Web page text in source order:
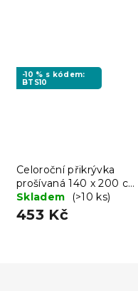
-10 % s kódem:
BTS10
Celoroční přikrývka
prošívaná 140 x 200 cm
s polštářem BASIC 70 x
90 cm
Skladem (>10 ks)
453 Kč